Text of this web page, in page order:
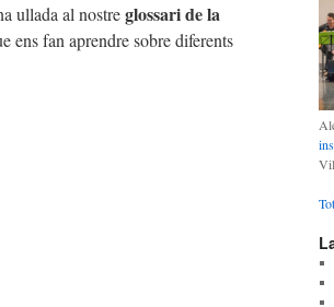
ullada al nostreglossari de la
ens fan aprendre sobre diferents